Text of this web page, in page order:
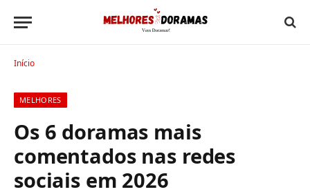
Início
MELHORES
Os 6 doramas mais
comentados nas redes
sociais em 2026